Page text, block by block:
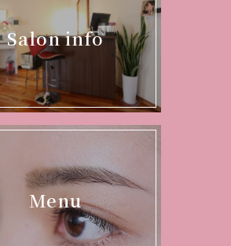
Salon info
Menu